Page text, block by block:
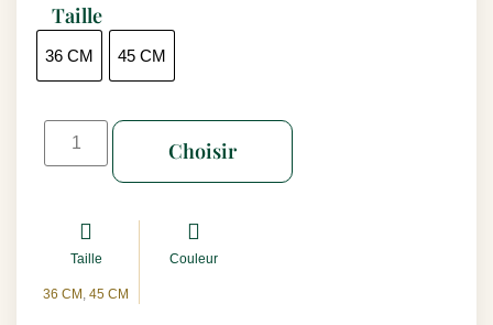
Taille
36 CM 45 CM
Choisir
Taille
36 CM 45 CM
Couleur